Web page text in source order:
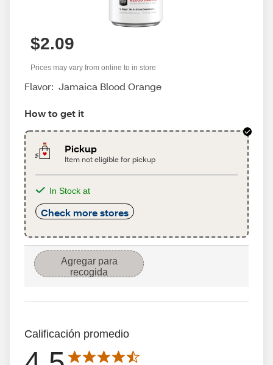
$2.09
Prices may vary from online to in store
Flavor: Jamaica Blood Orange
How to get it
Pickup
Item not eligible for pickup
In Stock at
Check more stores
Agregar para
recogida
Calificación promedio
Average rating is 4.5 out of 5 stars with 59 reseñas